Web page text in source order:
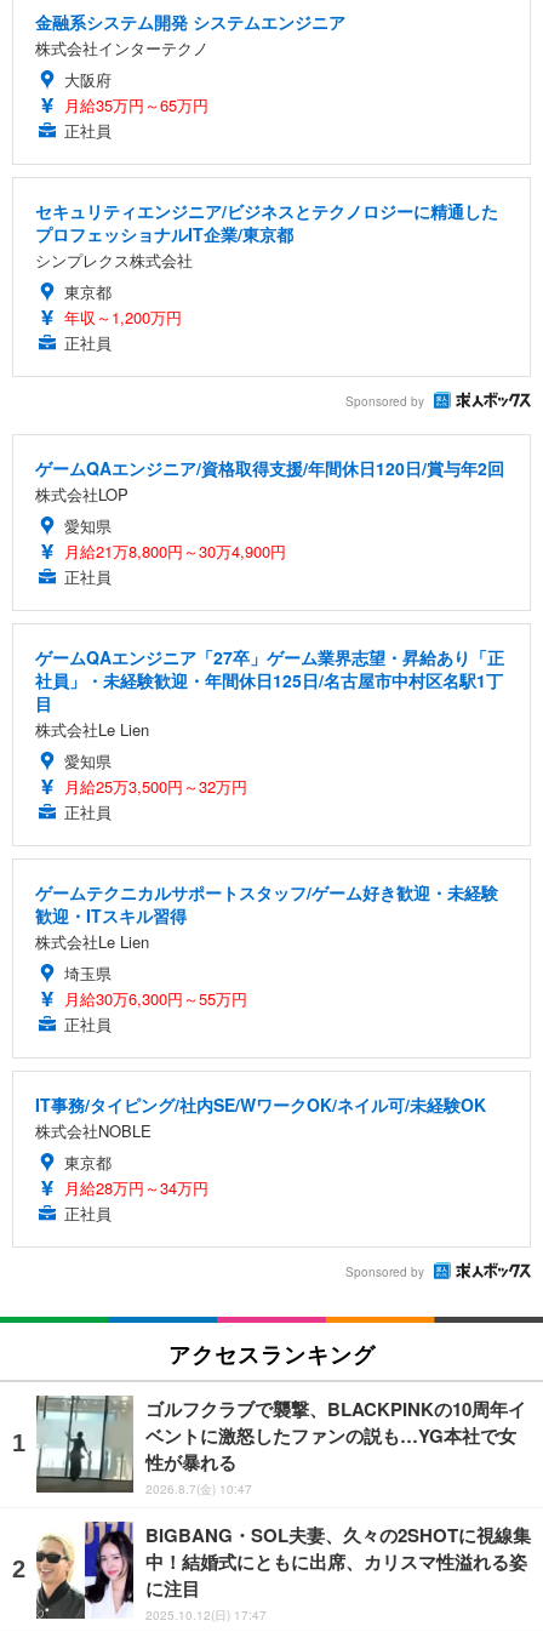
金融系システム開発 システムエンジニア
株式会社インターテクノ
大阪府
月給35万円～65万円
正社員
セキュリティエンジニア/ビジネスとテクノロジーに精通した
プロフェッショナルIT企業/東京都
シンプレクス株式会社
東京都
年収～1,200万円
正社員
Sponsored by
ゲームQAエンジニア/資格取得支援/年間休日120日/賞与年2回
株式会社LOP
愛知県
月給21万8,800円～30万4,900円
正社員
ゲームQAエンジニア「27卒」ゲーム業界志望・昇給あり「正
社員」・未経験歓迎・年間休日125日/名古屋市中村区名駅1丁
目
株式会社Le Lien
愛知県
月給25万3,500円～32万円
正社員
ゲームテクニカルサポートスタッフ/ゲーム好き歓迎・未経験
歓迎・ITスキル習得
株式会社Le Lien
埼玉県
月給30万6,300円～55万円
正社員
IT事務/タイピング/社内SE/WワークOK/ネイル可/未経験OK
株式会社NOBLE
東京都
月給28万円～34万円
正社員
Sponsored by
アクセスランキング
ゴルフクラブで襲撃、BLACKPINKの10周年イ
ベントに激怒したファンの説も…YG本社で女
性が暴れる
2026.8.7(金) 10:47
BIGBANG・SOL夫妻、久々の2SHOTに視線集
中！結婚式にともに出席、カリスマ性溢れる姿
に注目
2025.10.12(日) 17:47